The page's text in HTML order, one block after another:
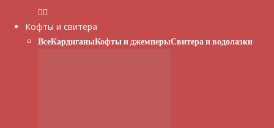
Кофты и свитера
ВсеКардиганыКофты и джемперыСвитера и водолазки